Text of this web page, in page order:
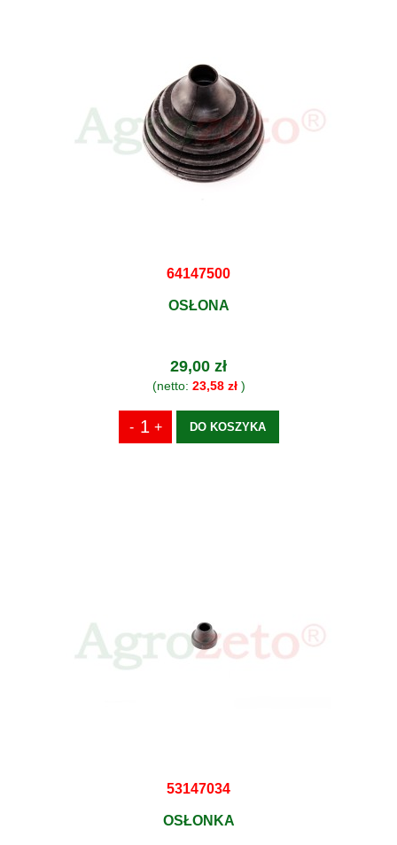
64147500
OSŁONA
29,00 zł
(netto: 23,58 zł)
DO KOSZYKA
53147034
OSŁONKA